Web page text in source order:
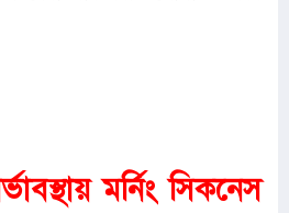
মর্নিং সিকনেস